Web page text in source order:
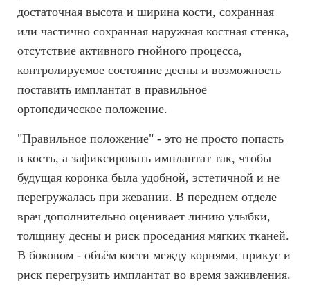
достаточная высота и ширина кости, сохранная
или частично сохранная наружная костная стенка,
отсутствие активного гнойного процесса,
контролируемое состояние десны и возможность
поставить имплантат в правильное
ортопедическое положение.
"Правильное положение" - это не просто попасть
в кость, а зафиксировать имплантат так, чтобы
будущая коронка была удобной, эстетичной и не
перегружалась при жевании. В переднем отделе
врач дополнительно оценивает линию улыбки,
толщину десны и риск проседания мягких тканей.
В боковом - объём кости между корнями, прикус и
риск перегрузить имплантат во время заживления.